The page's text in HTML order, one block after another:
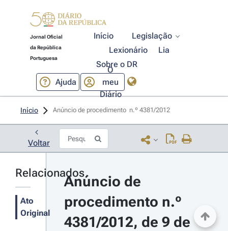
Jornal Oficial
da República
Portuguesa
Início
Legislação
Lexionário
Lia
Sobre o DR
Ajuda
O
meu
Diário
Início Anúncio de procedimento  n.º 4381/2012
Voltar
Relacionados
Ato
Original
Anúncio de
procedimento n.º
4381/2012, de 9 de